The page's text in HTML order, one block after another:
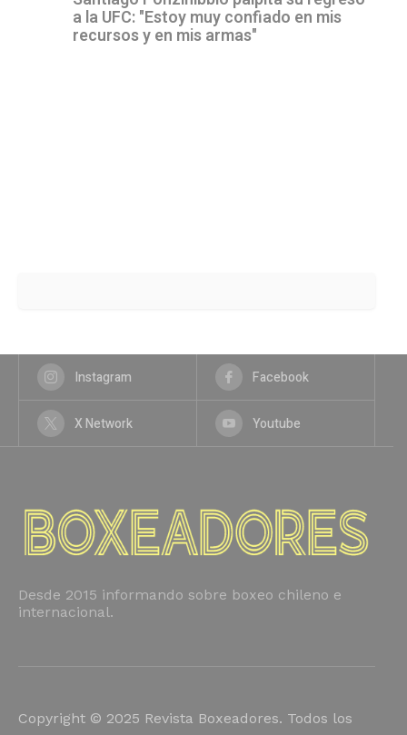
a la UFC: "Estoy muy confiado en mis
recursos y en mis armas"
Instagram Facebook
X Network Youtube
Desde 2015 informando sobre boxeo chileno e
internacional.
Copyright © 2025 Revista Boxeadores. Todos los